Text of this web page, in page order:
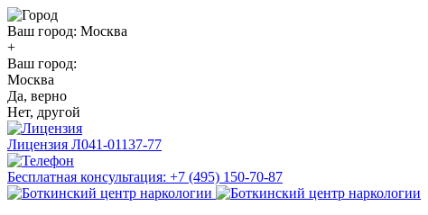
Ваш город: Москва
+
Ваш город:
Москва
Да, верно
Нет, другой
Лицензия Л041-01137-77
Бесплатная консультация: +7 (495) 150-70-87